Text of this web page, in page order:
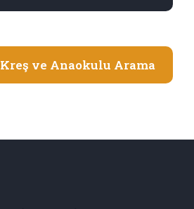
Kreş ve Anaokulu Arama